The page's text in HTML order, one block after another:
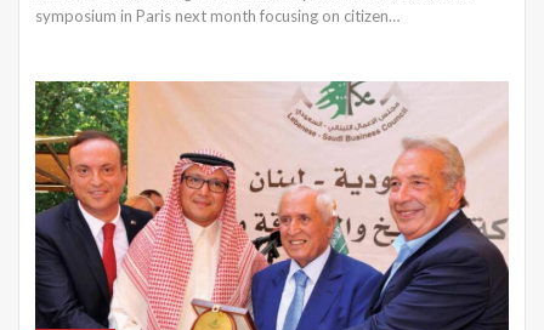
symposium in Paris next month focusing on citizen…